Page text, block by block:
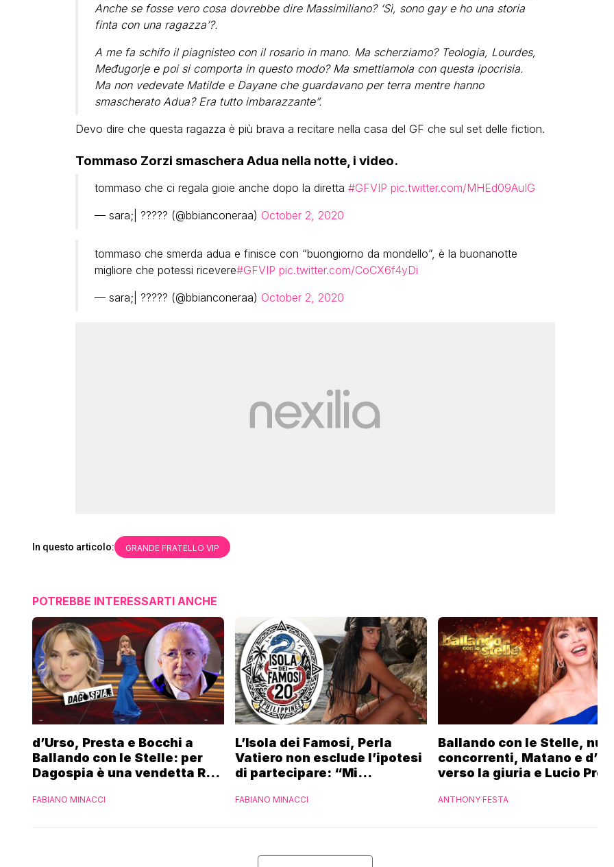
Anche se fosse vero cosa dovrebbe dire Massimiliano? ‘Sì, sono gay e ho una storia
finta con una ragazza’?.
A me fa schifo il piagnisteo con il rosario in mano. Ma scherziamo? Teologia, Lourdes,
Međugorje e poi si comporta in questo modo? Ma smettiamola con questa ipocrisia.
Ma non vedevate Matilde e Dayane che guardavano per terra mentre hanno
smascherato Adua? Era tutto imbarazzante”.
Devo dire che questa ragazza è più brava a recitare nella casa del GF che sul set delle fiction.
Tommaso Zorzi smaschera Adua nella notte, i video.
tommaso che ci regala gioie anche dopo la diretta #GFVIP pic.twitter.com/MHEd09AuIG
— sara;| ????? (@bbianconeraa) October 2, 2020
tommaso che smerda adua e finisce con “buongiorno da mondello”, è la buonanotte
migliore che potessi ricevere#GFVIP pic.twitter.com/CoCX6f4yDi
— sara;| ????? (@bbianconeraa) October 2, 2020
In questo articolo: GRANDE FRATELLO VIP
POTREBBE INTERESSARTI ANCHE
d’Urso, Presta e Bocchi a
Ballando con le Stelle: per
Dagospia è una vendetta Rai
FABIANO MINACCI
L’Isola dei Famosi, Perla
Vatiero non esclude l’ipotesi
di partecipare: “Mi
FABIANO MINACCI
Ballando con le Stelle,
concorrenti, Matano e
verso la giuria e Lucio
ANTHONY FESTA